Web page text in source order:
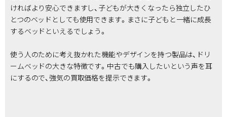
ければより安心できますし、子どもが大きくなったら独立したひ
とつのベッドとしても使用できます。まさに子どもと一緒に成長
するベッドといえるでしょう。
使う人のために考え抜かれた機能やデザインを持つ製品は、ドリ
ームベッドの大きな特徴です。中古でも購入したいという声を耳
にするので、強気の買取価格を提示できます。